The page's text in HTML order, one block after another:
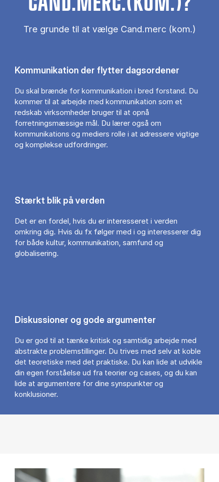
Tre grunde til at vælge Cand.merc (kom.)
Kommunikation der flytter dagsordener
Du skal brænde for kommunikation i bred forstand. Du
kommer til at arbejde med kommunikation som et
redskab virksomheder bruger til at opnå
forretningsmæssige mål. Du lærer også om
kommunikations og mediers rolle i at adressere vigtige
og komplekse udfordringer.
Stærkt blik på verden
Det er en fordel, hvis du er interesseret i verden
omkring dig. Hvis du fx følger med i og interesserer dig
for både kultur, kommunikation, samfund og
globalisering.
Diskussioner og gode argumenter
Du er god til at tænke kritisk og samtidig arbejde med
abstrakte problemstillinger. Du trives med selv at koble
det teoretiske med det praktiske. Du kan lide at udvikle
din egen forståelse ud fra teorier og cases, og du kan
lide at argumentere for dine synspunkter og
konklusioner.